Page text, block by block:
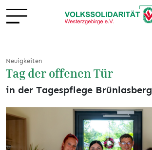
Neuigkeiten
Tag der offenen Tür
in der Tagespflege Brünlasberg